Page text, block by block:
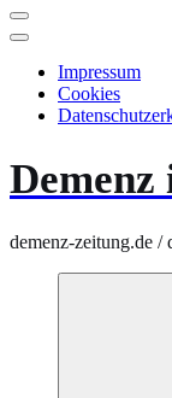
Impressum
Cookies
demenz-zeitung.de /